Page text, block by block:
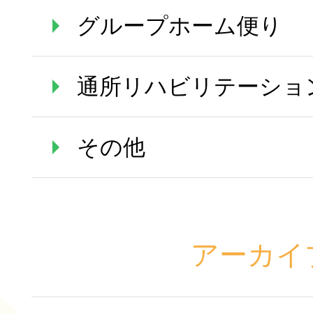
グループホーム便り
通所リハビリテーショ
その他
アーカイ